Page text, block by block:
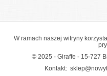
W ramach naszej witryny
© 2025 - Giraffe - 15-727
Kontakt: